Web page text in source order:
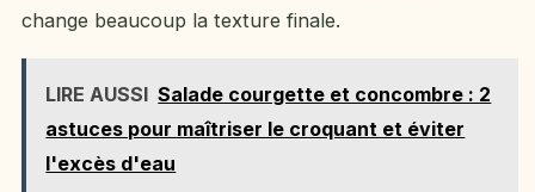
change beaucoup la texture finale.
LIRE AUSSI Salade courgette et concombre : 2
astuces pour maîtriser le croquant et éviter
l'excès d'eau